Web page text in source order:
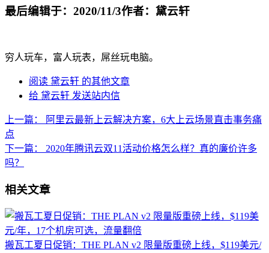
最后编辑于：2020/11/3作者：黛云轩
穷人玩车，富人玩表，屌丝玩电脑。
阅读 黛云轩 的其他文章
给 黛云轩 发送站内信
上一篇：
阿里云最新上云解决方案，6大上云场景直击事务痛
点
下一篇：
2020年腾讯云双11活动价格怎么样？真的廉价许多
吗？
相关文章
搬瓦工夏日促销：THE PLAN v2 限量版重磅上线，$119美元/